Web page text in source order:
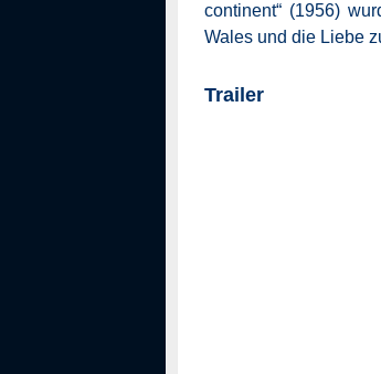
continent“ (1956)
Wales und die Liebe
Trailer